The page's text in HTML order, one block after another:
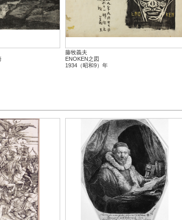
藤牧義夫
ENOKEN之図
1934（昭和9）年